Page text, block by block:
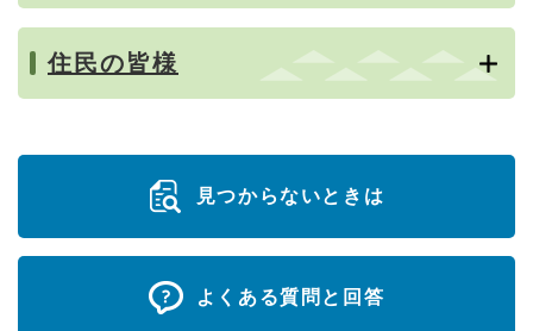
住民の皆様
見つからないときは
よくある質問と回答